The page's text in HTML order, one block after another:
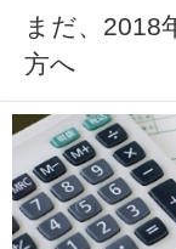
まだ、2018
方へ